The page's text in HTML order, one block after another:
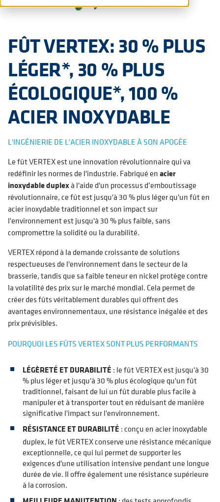
FÛT VERTEX: 30 % PLUS
LÉGER*, 30 % PLUS
ÉCOLOGIQUE*, 100 %
ACIER INOXYDABLE
L'INGÉNIERIE DE L'ACIER INOXYDABLE À SON APOGÉE
Le fût VERTEX est une innovation révolutionnaire qui va
redéfinir les normes de l'industrie. Fabriqué enacier
inoxydable duplexà l'aide d'un processus d’emboutissage
révolutionnaire, ce fût est jusqu'à 30 % plus léger qu'un fût en
acier inoxydable traditionnel et son impact sur
l'environnement est jusqu'à 30 % plus faible, sans
compromettre la solidité ou la durabilité.
VERTEX répond à la demande croissante de solutions
respectueuses de l'environnement dans le secteur de la
brasserie, tandis que sa faible teneur en nickel protège contre
la volatilité des prix sur le marché mondial. Cela permet de
créer des fûts véritablement durables qui offrent des
avantages environnementaux, une résistance inégalée et des
prix prévisibles.
POURQUOI LES FÛTS VERTEX SONT PLUS PERFORMANTS
LÉGÈRETÉ ET DURABILITÉ : le fût VERTEX est jusqu'à 30
% plus léger et jusqu'à 30 % plus écologique qu'un fût
traditionnel, faisant de lui un fût durable plus facile à
manipuler et à transporter tout en réduisant de manière
significative l'impact sur l'environnement.
RÉSISTANCE ET DURABILITÉ : conçu en acier inoxydable
duplex, le fût VERTEX conserve une résistance mécanique
exceptionnelle, ce qui lui permet de supporter les
exigences d'une utilisation intensive pendant une longue
durée de vie. Il offre également une résistance supérieure
à la corrosion.